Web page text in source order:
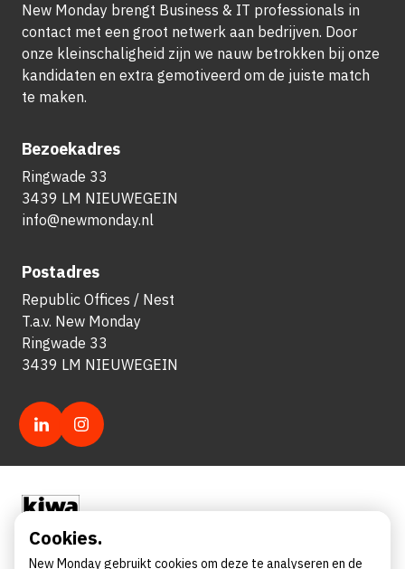
New Monday brengt Business & IT professionals in
contact met een groot netwerk aan bedrijven. Door
onze kleinschaligheid zijn we nauw betrokken bij onze
kandidaten en extra gemotiveerd om de juiste match
te maken.
Bezoekadres
Ringwade 33
3439 LM NIEUWEGEIN
info@newmonday.nl
Postadres
Republic Offices / Nest
T.a.v. New Monday
Ringwade 33
3439 LM NIEUWEGEIN
Cookies.
New Monday gebruikt cookies om deze te analyseren en de